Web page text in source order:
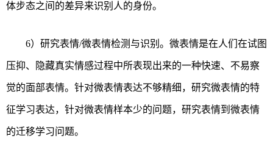
体步态之间的差异来识别人的身份。
6）研究表情/微表情检测与识别。微表情是在人们在试图
压抑、隐藏真实情感过程中所表现出来的一种快速、不易察
觉的面部表情。针对微表情表达不够精细，研究微表情的特
征学习表达，针对微表情样本少的问题，研究表情到微表情
的迁移学习问题。